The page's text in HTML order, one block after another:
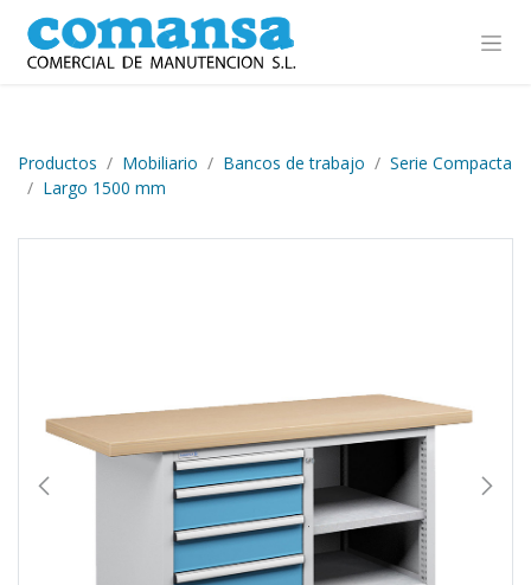
Ir al contenido
Productos Mobiliario Bancos de trabajo
Serie Compacta
Largo 1500 mm